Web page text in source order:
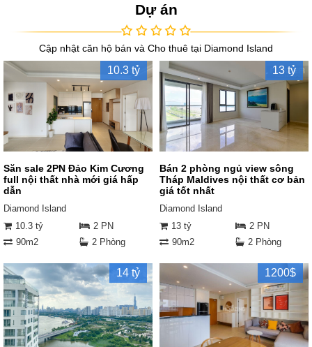
Dự án
Cập nhật căn hộ bán và Cho thuê tại Diamond Island
10.3 tỷ
Săn sale 2PN Đảo Kim Cương
full nội thất nhà mới giá hấp
dẫn
Diamond Island
10.3 tỷ
2 PN
90m2
2 Phòng
13 tỷ
Bán 2 phòng ngủ view sông
Tháp Maldives nội thất cơ bản
giá tốt nhất
Diamond Island
13 tỷ
2 PN
90m2
2 Phòng
14 tỷ 1200$